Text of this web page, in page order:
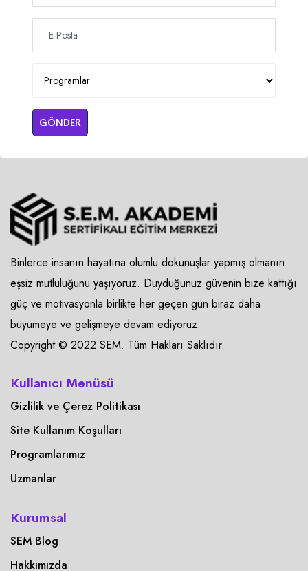
GÖNDER
Binlerce insanın hayatına olumlu dokunuşlar yapmış olmanın
eşsiz mutluluğunu yaşıyoruz. Duyduğunuz güvenin bize kattığı
güç ve motivasyonla birlikte her geçen gün biraz daha
büyümeye ve gelişmeye devam ediyoruz.
Copyright © 2022 SEM. Tüm Hakları Saklıdır.
Kullanıcı Menüsü
Gizlilik ve Çerez Politikası
Site Kullanım Koşulları
Programlarımız
Uzmanlar
Kurumsal
SEM Blog
Hakkımızda